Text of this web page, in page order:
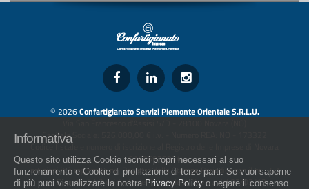
© 2026Confartigianato Servizi Piemonte Orientale S.R.L.U.
Capitale Sociale: 526.000,00 € i.v. - Numero REA: NO - 173322
Codice fiscale e numero di iscrizione al Registro delle Imprese di Novara
01436930034
artigiani.it è registrato nel Registro della Stampa Periodica con il nr. 562
con Decreto del Presidente del Tribunale di Novara del 07/03/13
Informativa
Questo sito utilizza Cookie tecnici propri necessari al suo
funzionamento e Cookie di profilazione di terze parti. Se vuoi saperne
di più puoi visualizzare la nostra Privacy Policy o negare il consenso